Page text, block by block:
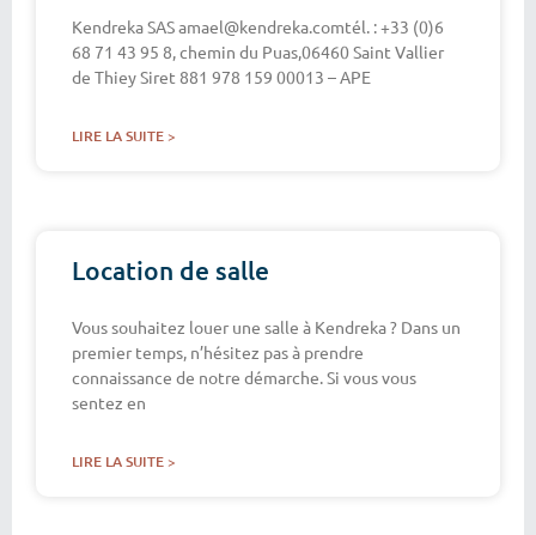
Kendreka SAS amael@kendreka.comtél. : +33 (0)6
68 71 43 95 8, chemin du Puas,06460 Saint Vallier
de Thiey Siret 881 978 159 00013 – APE
LIRE LA SUITE >
Location de salle
Vous souhaitez louer une salle à Kendreka ? Dans un
premier temps, n’hésitez pas à prendre
connaissance de notre démarche. Si vous vous
sentez en
LIRE LA SUITE >